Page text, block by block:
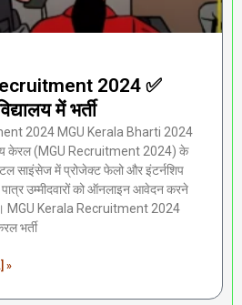
2024 ✅
में भर्ती
2024 MGU Kerala Bharti 2024
केरल (MGU Recruitment 2024) के
साइंसेज में प्रोजेक्ट फेलो और इंटर्नशिप
उम्मीदवारों को ऑनलाइन आवेदन करने
MGU Kerala Recruitment 2024
भर्ती
»